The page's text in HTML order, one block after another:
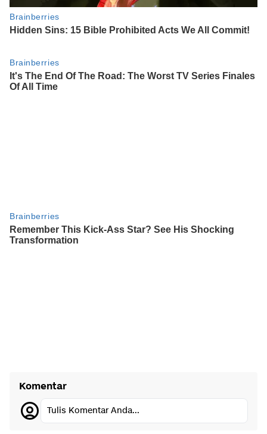
Komentar
Tulis Komentar Anda...